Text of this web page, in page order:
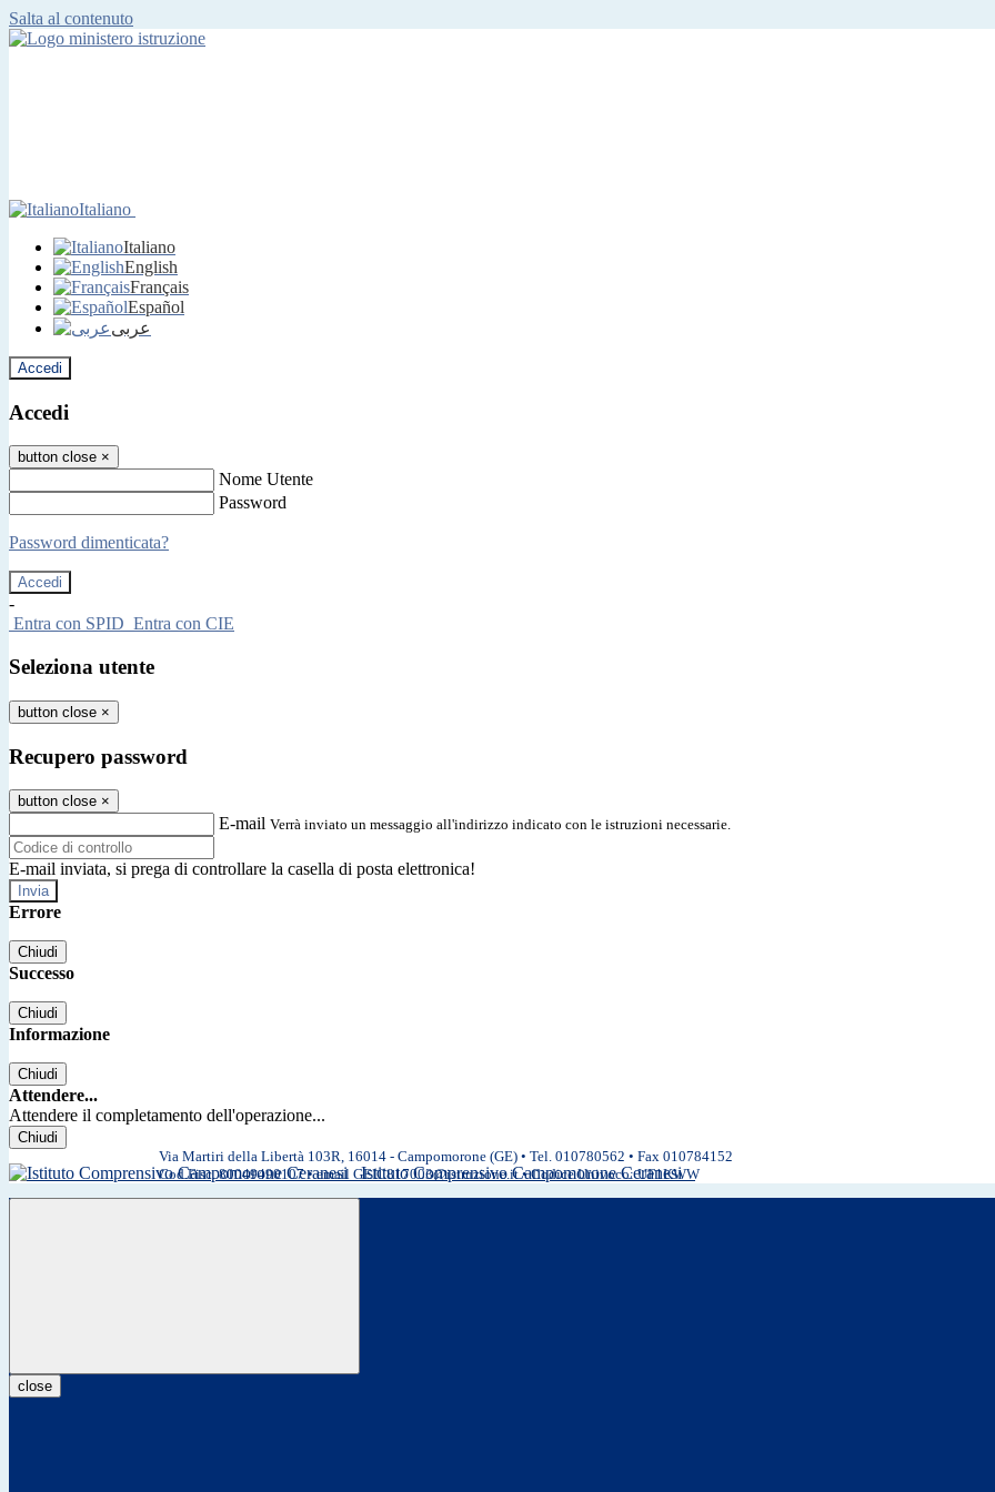
Salta al contenuto
Italiano
Italiano
English
Français
Español
عربى
Accedi
Accedi
button close ×
Nome Utente
Password
Password dimenticata?
-
Entra con SPID Entra con CIE
Seleziona utente
button close ×
Recupero password
button close ×
E-mail Verrà inviato un messaggio all'indirizzo indicato con le istruzioni necessarie.
E-mail inviata, si prega di controllare la casella di posta elettronica!
Errore
Chiudi
Successo
Chiudi
Informazione
Chiudi
Attendere...
Attendere il completamento dell'operazione...
Chiudi
Istituto Comprensivo Campomorone Ceranesi
Via Martiri della Libertà 103R, 16014 - Campomorone (GE) • Tel. 010780562 • Fax 010784152
Cod.Fisc. 80049490107 • email GEIC817003@istruzione.it • Codice Univoco: UF1KWW
close